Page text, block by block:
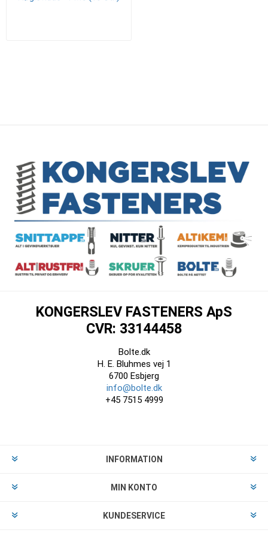
KONGERSLEV FASTENERS ApS
CVR: 33144458
Bolte.dk
H. E. Bluhmes vej 1
6700 Esbjerg
info@bolte.dk
+45 7515 4999
INFORMATION
MIN KONTO
KUNDESERVICE